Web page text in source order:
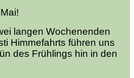
langen Wochenenden
Himmefahrts führen uns
des Frühlings hin in den